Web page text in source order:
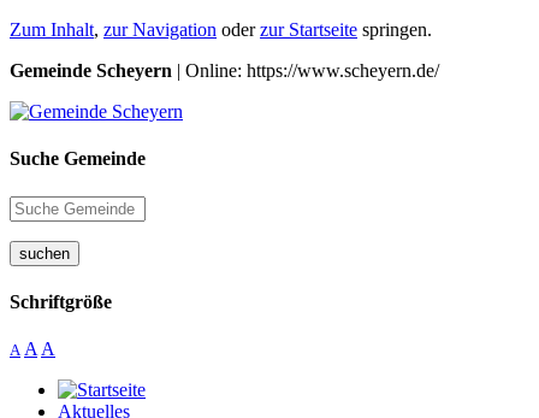
Zum Inhalt, zur Navigation oderzur Startseite springen.
Gemeinde Scheyern | Online: https://www.scheyern.de/
Suche Gemeinde
suchen
Schriftgröße
A A A
Aktuelles